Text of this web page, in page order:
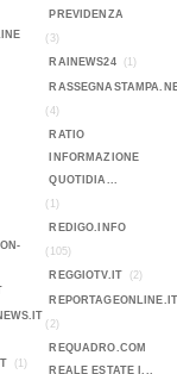
(1)
PREVIDENZA
(3)
RAINEWS24
(1)
(4)
RATIO
INFORMAZIONE
QUOTIDIA...
(1)
REDIGO.INFO
(105)
REGGIOTV.IT
(2)
REPORTAGEONLINE.IT
(2)
REQUADRO.COM
REALE ESTATE I...